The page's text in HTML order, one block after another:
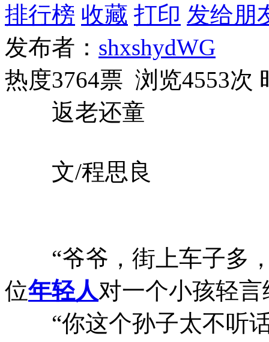
排行榜 收藏 打印 发给朋
发布者： shxshydWG
热度3764票 浏览4553次
返老还童
文/程思良
“爷爷，街上车子多，
位年轻人对一个小孩轻
“你这个孙子太不听话